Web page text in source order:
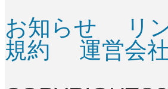
お知らせ
リ
規約
運営会社